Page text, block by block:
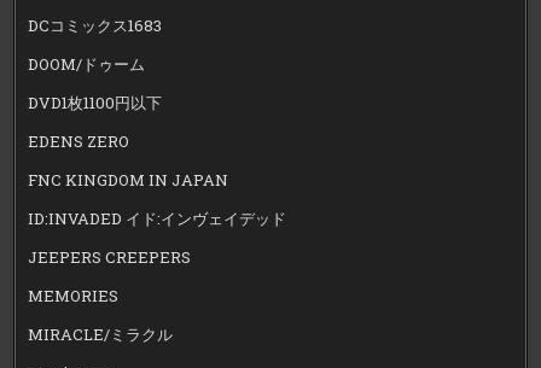
DCコミックス1683
DOOM/ドゥーム
DVD1枚1100円以下
EDENS ZERO
FNC KINGDOM IN JAPAN
ID:INVADED イド:インヴェイデッド
JEEPERS CREEPERS
MEMORIES
MIRACLE/ミラクル